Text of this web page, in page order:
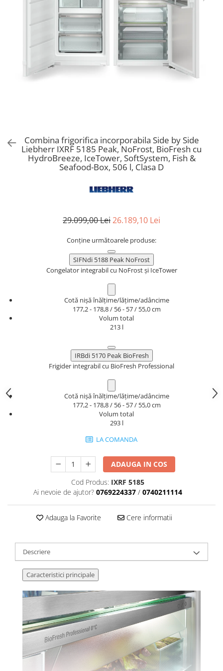
Aspiratoare verticale
Apiratoare cu sac
Aspiratoare fara sac
Ingrijirea rufelor si a vaselor
Masini de spalat vase
Masini de spalat rufe
Combina frigorifica incorporabila Side by Side
Liebherr IXRF 5185 Peak, NoFrost, BioFresh cu
HydroBreeze, IceTower, SoftSystem, Fish &
Seafood-Box, 506 l, Clasa D
29.099,00 Lei26.189,10 Lei
Conține următoarele produse:
SIFNdi 5188 Peak NoFrost
Congelator integrabil cu NoFrost și IceTower
Cotă nişă înălţime/lăţime/adâncime
177,2 - 178,8 / 56 - 57 / 55,0 cm
Volum total
213 l
IRBdi 5170 Peak BioFresh
Frigider integrabil cu BioFresh Professional
Cotă nişă înălţime/lăţime/adâncime
177,2 - 178,8 / 56 - 57 / 55,0 cm
Volum total
293 l
LA COMANDA
ADAUGA IN COS
Cod Produs: IXRF 5185
Ai nevoie de ajutor? 0769224337 / 0740211114
Adauga la Favorite Cere informatii
Descriere
Caracteristici principale